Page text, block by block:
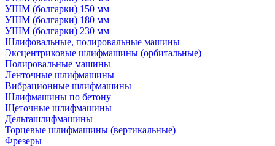
УШМ (болгарки) 150 мм
УШМ (болгарки) 180 мм
УШМ (болгарки) 230 мм
Шлифовальные, полировальные машины
Эксцентриковые шлифмашины (орбитальные)
Полировальные машины
Ленточные шлифмашины
Вибрационные шлифмашины
Шлифмашины по бетону
Щеточные шлифмашины
Дельташлифмашины
Торцевые шлифмашины (вертикальные)
Фрезеры